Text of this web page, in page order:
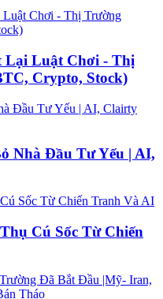
Lại Luật Chơi - Thị
Crypto, Stock)
Nhà Đầu Tư Yếu | AI,
Cú Sốc Từ Chiến